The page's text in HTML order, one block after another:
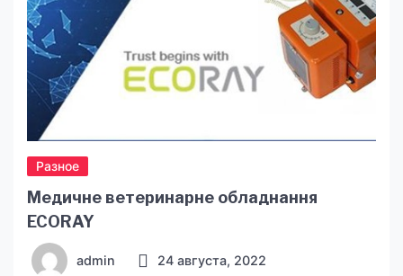
Разное
Медичне ветеринарне обладнання
ECORAY
admin 24 августа, 2022